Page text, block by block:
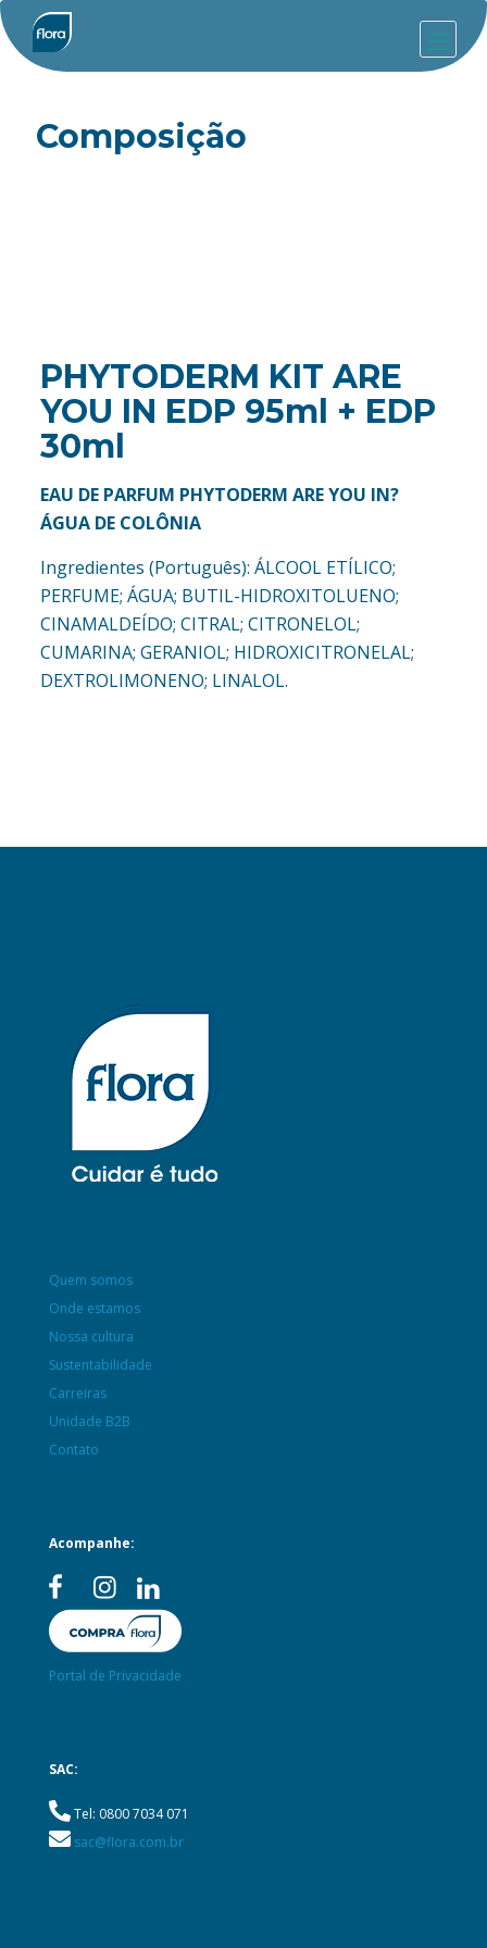
Composição
PHYTODERM KIT ARE
YOU IN EDP 95ml + EDP
30ml
EAU DE PARFUM PHYTODERM ARE YOU IN?
ÁGUA DE COLÔNIA
Ingredientes (Português): ÁLCOOL ETÍLICO;
PERFUME; ÁGUA; BUTIL-HIDROXITOLUENO;
CINAMALDEÍDO; CITRAL; CITRONELOL;
CUMARINA; GERANIOL; HIDROXICITRONELAL;
DEXTROLIMONENO; LINALOL.
Quem somos
Onde estamos
Nossa cultura
Sustentabilidade
Carreiras
Unidade B2B
Contato
Acompanhe:
Portal de Privacidade
SAC:
Tel: 0800 7034 071
sac@flora.com.br